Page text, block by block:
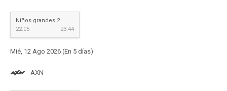
Niños grandes 2
22:05
23:44
Mié, 12 Ago 2026 (En 5 días)
AXN